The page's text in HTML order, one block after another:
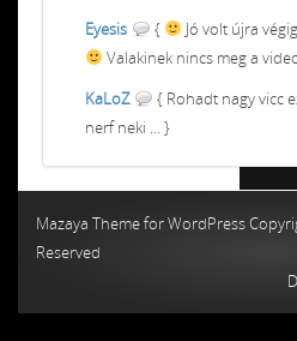
Eyesis
{
Jó volt újra
Valakinek nincs meg a
KaLoZ
{ Rohadt nagy vicc
nerf neki ... }
Mazaya Theme for WordPress
Reserved